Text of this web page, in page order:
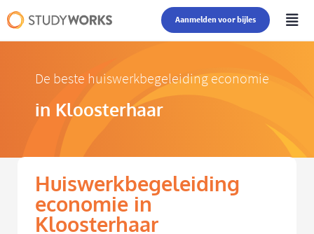
Aanmelden voor bijles
De beste huiswerkbegeleiding economie
in Kloosterhaar
Huiswerkbegeleiding
economie in
Kloosterhaar